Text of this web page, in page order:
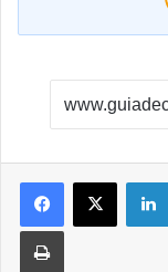
Imprimir